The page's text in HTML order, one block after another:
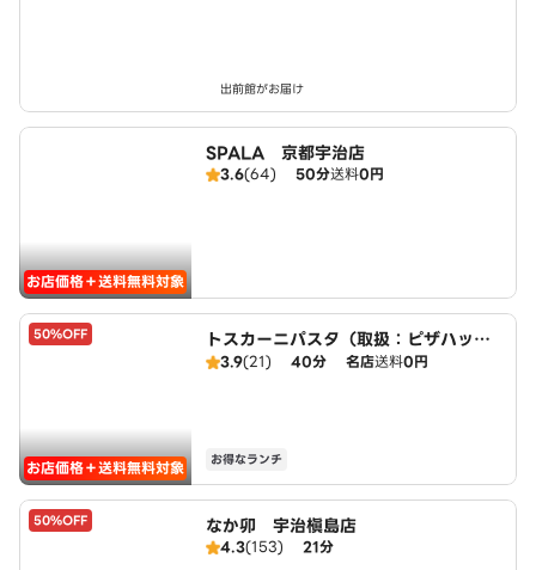
出前館がお届け
お店価格＋送料無料対象
SPALA 京都宇治店
3.6(64) 50分送料0円
50%OFF
お店価格＋送料無料対象
トスカーニパスタ（取扱：ピザハット
宇治小倉店）
3.9(21) 40分 名店送料0円
お得なランチ
50%OFF なか卯 宇治槇島店
4.3(153) 21分